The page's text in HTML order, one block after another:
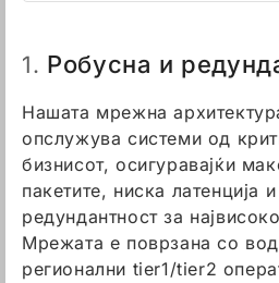
1. Робусна и
Нашата мрежна
опслужува системи од
бизнисот, осигуравајќи
пакетите, ниска латенција
редундантност за
Мрежата е поврзана со
регионални tier1/tier2